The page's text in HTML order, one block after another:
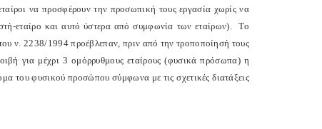
να προσφέρουν την προσωπική τους εργασία χωρίς να
εταίρο και αυτό ύστερα από συμφωνία των εταίρων).
Το
ν. 2238/1994 προέβλεπαν, πριν από την τροποποίησή τους
για μέχρι 3 ομόρρυθμους εταίρους (φυσικά πρόσωπα) η
του φυσικού προσώπου σύμφωνα με τις σχετικές διατάξεις